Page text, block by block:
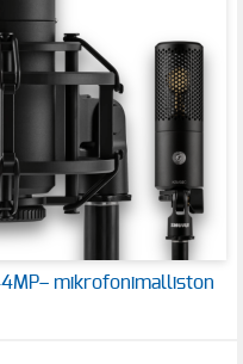
mikrofonimalliston